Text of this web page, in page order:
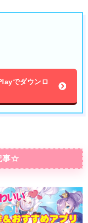
でダウンロ
事☆